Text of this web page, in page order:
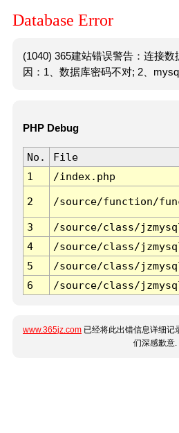
Database Error
(1040) 365建站错误警告：连接
因：1、数据库密码不对; 2、
PHP Debug
No. File
1
/index.php
2 /source/function/
3 /source/class/
4
/source/class/
5
/source/class/
6
/source/class/
www.365jz.com 已经将此出错信息详细记
们深感歉意.